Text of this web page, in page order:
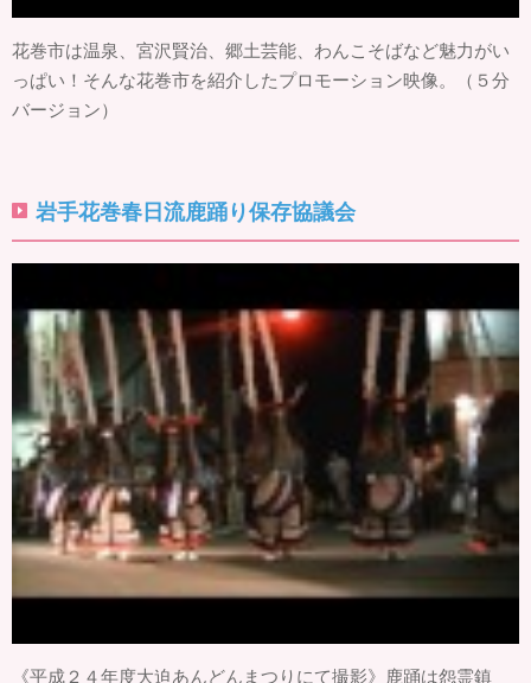
花巻市は温泉、宮沢賢治、郷土芸能、わんこそばなど魅力がい
っぱい！そんな花巻市を紹介したプロモーション映像。（５分
バージョン）
岩手花巻春日流鹿踊り保存協議会
《平成２４年度大迫あんどんまつりにて撮影》鹿踊は怨霊鎮